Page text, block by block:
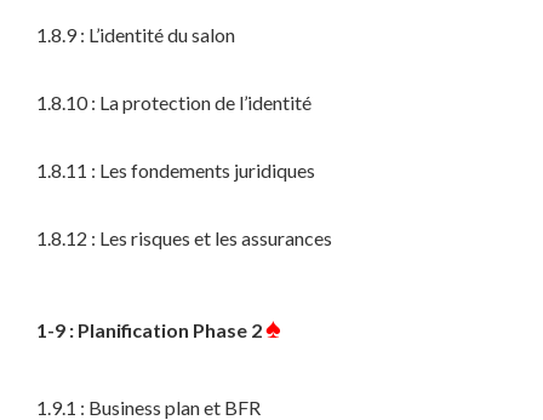
1.8.9 : L’identité du salon
1.8.10 : La protection de l’identité
1.8.11 : Les fondements juridiques
1.8.12 : Les risques et les assurances
1-9 : Planification Phase 2♠
1.9.1 : Business plan et BFR